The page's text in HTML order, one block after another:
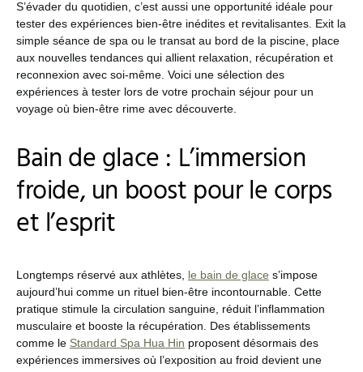
S’évader du quotidien, c’est aussi une opportunité idéale pour
tester des expériences bien-être inédites et revitalisantes. Exit la
simple séance de spa ou le transat au bord de la piscine, place
aux nouvelles tendances qui allient relaxation, récupération et
reconnexion avec soi-même. Voici une sélection des
expériences à tester lors de votre prochain séjour pour un
voyage où bien-être rime avec découverte.
Bain de glace : L’immersion
froide, un boost pour le corps
et l’esprit
Longtemps réservé aux athlètes, le bain de glace s’impose
aujourd’hui comme un rituel bien-être incontournable. Cette
pratique stimule la circulation sanguine, réduit l’inflammation
musculaire et booste la récupération. Des établissements
comme le Standard Spa Hua Hin proposent désormais des
expériences immersives où l’exposition au froid devient une